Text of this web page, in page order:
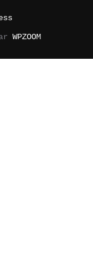
WPZOOM